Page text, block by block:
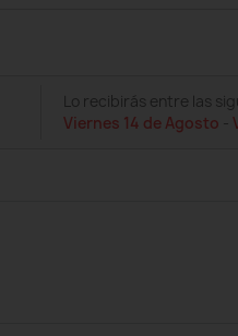
Lo recibirás entre las
Viernes 14 de Agosto -